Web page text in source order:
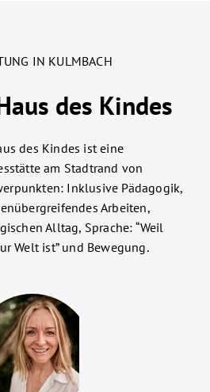
IN KULMBACH
des Kindes
des Kindes ist eine
am Stadtrand von
Inklusive Pädagogik,
Arbeiten,
Alltag, Sprache: “Weil
Welt ist” und Bewegung.